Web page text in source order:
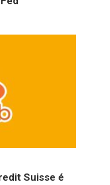
Suisse é